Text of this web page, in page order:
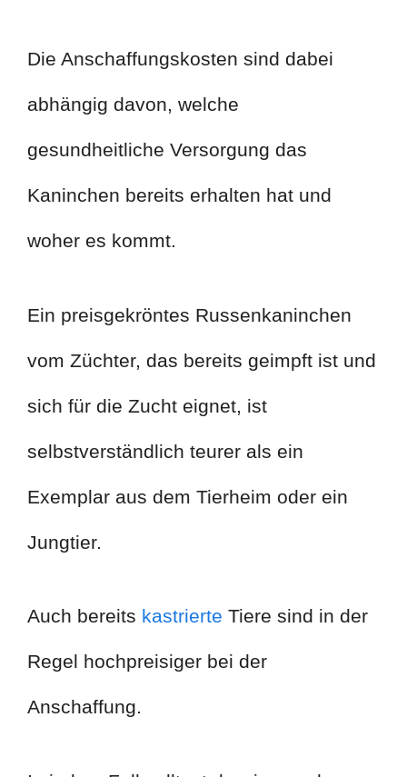
Die Anschaffungskosten sind dabei
abhängig davon, welche
gesundheitliche Versorgung das
Kaninchen bereits erhalten hat und
woher es kommt.
Ein preisgekröntes Russenkaninchen
vom Züchter, das bereits geimpft ist und
sich für die Zucht eignet, ist
selbstverständlich teurer als ein
Exemplar aus dem Tierheim oder ein
Jungtier.
Auch bereits kastrierte Tiere sind in der
Regel hochpreisiger bei der
Anschaffung.